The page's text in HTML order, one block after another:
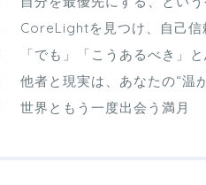
CoreLightを見つけ、自己信
「でも」「こうあるべき」
他者と現実は、あなたの“温
世界ともう一度出会う満月